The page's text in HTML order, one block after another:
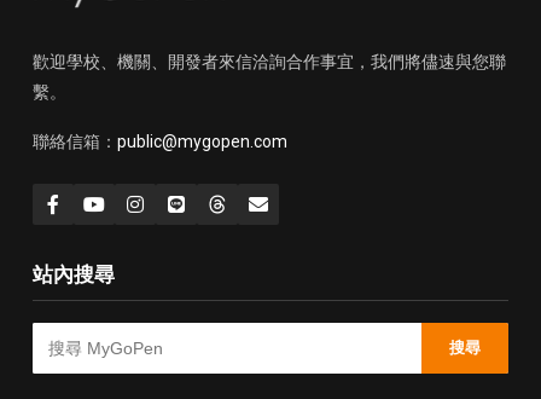
歡迎學校、機關、開發者來信洽詢合作事宜，我們將儘速與您聯
繫。
聯絡信箱： public@mygopen.com
站內搜尋
搜尋